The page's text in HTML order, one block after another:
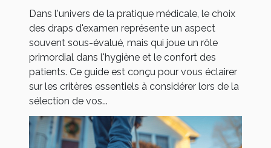
Dans l'univers de la pratique médicale, le choix
des draps d'examen représente un aspect
souvent sous-évalué, mais qui joue un rôle
primordial dans l'hygiène et le confort des
patients. Ce guide est conçu pour vous éclairer
sur les critères essentiels à considérer lors de la
sélection de vos...